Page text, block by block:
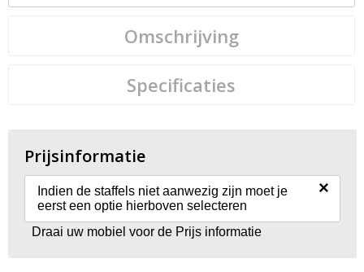
Omschrijving
Specificaties
Prijsinformatie
Indien de staffels niet aanwezig zijn moet je
eerst een optie hierboven selecteren
×
Draai uw mobiel voor de Prijs informatie